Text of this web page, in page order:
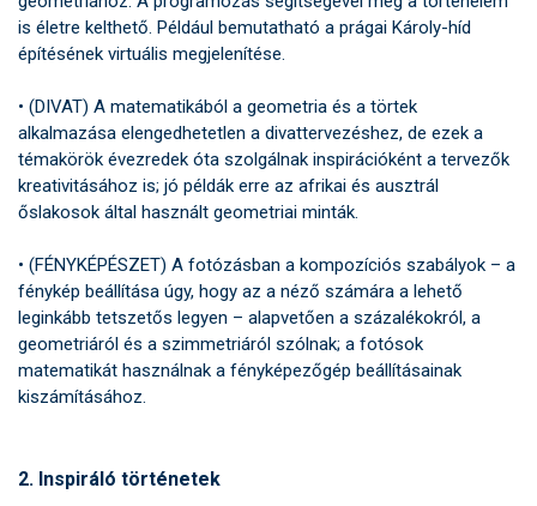
is életre kelthető. Például bemutatható a prágai Károly-híd
építésének virtuális megjelenítése.
• (DIVAT) A matematikából a geometria és a törtek
alkalmazása elengedhetetlen a divattervezéshez, de ezek a
témakörök évezredek óta szolgálnak inspirációként a tervezők
kreativitásához is; jó példák erre az afrikai és ausztrál
őslakosok által használt geometriai minták.
• (FÉNYKÉPÉSZET) A fotózásban a kompozíciós szabályok – a
fénykép beállítása úgy, hogy az a néző számára a lehető
leginkább tetszetős legyen – alapvetően a százalékokról, a
geometriáról és a szimmetriáról szólnak; a fotósok
matematikát használnak a fényképezőgép beállításainak
kiszámításához.
2. Inspiráló történetek